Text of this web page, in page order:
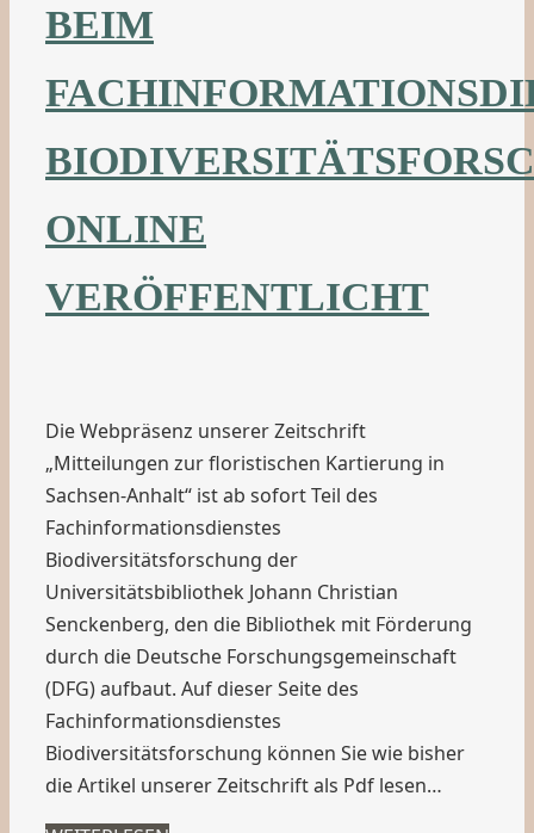
BEIM
ONLINE
VERÖFFENTLICHT
Die Webpräsenz unserer Zeitschrift
„Mitteilungen zur floristischen Kartierung in
Sachsen-Anhalt“ ist ab sofort Teil des
Fachinformationsdienstes
Biodiversitätsforschung der
Universitätsbibliothek Johann Christian
Senckenberg, den die Bibliothek mit Förderung
durch die Deutsche Forschungsgemeinschaft
(DFG) aufbaut. Auf dieser Seite des
Fachinformationsdienstes
Biodiversitätsforschung können Sie wie bisher
die Artikel unserer Zeitschrift als Pdf lesen…